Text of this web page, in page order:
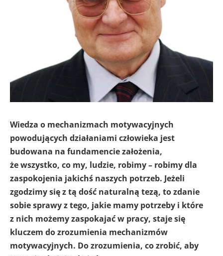
Wiedza o mechanizmach motywacyjnych
powodujących działaniami człowieka jest
budowana na fundamencie założenia,
że wszystko, co my, ludzie, robimy – robimy dla
zaspokojenia jakichś naszych potrzeb. Jeżeli
zgodzimy się z tą dość naturalną tezą, to zdanie
sobie sprawy z tego, jakie mamy potrzeby i które
z nich możemy zaspokajać w pracy, staje się
kluczem do zrozumienia mechanizmów
motywacyjnych. Do zrozumienia, co zrobić, aby